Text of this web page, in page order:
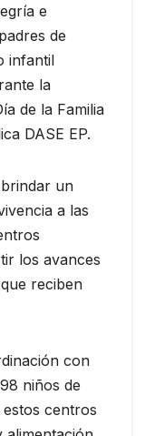
e
de
infantil
la
de la Familia
DASE EP.
un
a las
los avances
reciben
con
niños de
centros